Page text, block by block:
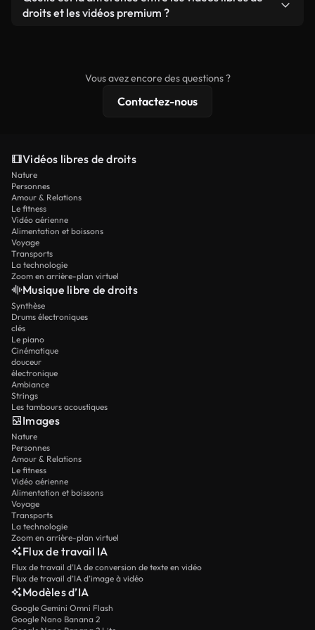
prêtes à l'emploi.
remixer nos vidéos. Assurez-vous simplement que
droits et les vidéos premium ?
résolution 4K et des protections de licence
Vous avez encore des questions ?
Contactez-nous
Vidéos libres de droits
Nature
Personnes
Amour & Relations
Le fitness
Vidéo aérienne
Alimentation et boissons
Voyage
Transports
La technologie
Zoom en arrière-plan virtuel
Musique libre de droits
Synthèse
Drums électroniques
clés
Le piano
Cinématique
douceur
électronique
Ambiance
Strings
Les tambours acoustiques
Images
Nature
Personnes
Amour & Relations
Le fitness
Vidéo aérienne
Alimentation et boissons
Voyage
Transports
La technologie
Zoom en arrière-plan virtuel
Flux de travail IA
Flux de travail d’IA de conversion de texte en vidéo
Flux de travail d’IA d’image à vidéo
Modèles d’IA
Google Gemini Omni Flash
Google Nano Banana 2